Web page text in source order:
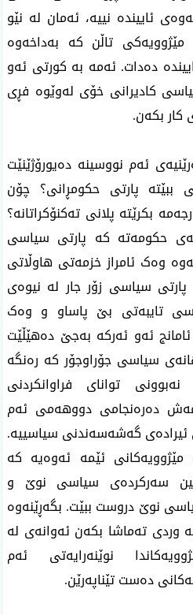
ئاییندە نییە، ئەمان لە نێو
تاڵن کە بەداخەوە
دەدات. ئەمە بە کورتی ئەو
کادیرانی خۆی لەوێوە فڕی
کار بکەن.
ئەم نووسینە دەیورۆژێنێت
پارتی حکومڕانی؟ چۆن
بکرێتە پلانی تەکنۆکراتانە؟
حکومەتە کە پارتی سیاسی
وەک ئامراز خزمەتی هاوڵاتی
پارتی سیاسی زۆر جار لە نیوەی
تایبەتی بێ پاساو و وەک
ئەو ئەرکە بەجێ دەهێڵێت
سیاسی جۆراوجۆر کە رەنگە
توانای فراوانکردنی
دەرەنجامی دووهەمی ئەم
ئیرادەی گەشەسەندنی سیاسییە.
ئێمە ئەوەیە کە
سەرکردەی سیاسی نوێ و
نوێ دروست ببێت. بگەڕێنەوە
وردی تەماشا بکەن ئەوانەی لە
نوێنەرایەتی ئەم
دەست تێناپەرێن.